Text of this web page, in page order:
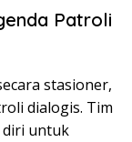
Patroli
stasioner,
dialogis. Tim
diri untuk